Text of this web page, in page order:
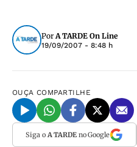
PorA TARDE On Line
19/09/2007 - 8:48 h
OUÇA COMPARTILHE
Siga o A TARDEno Google